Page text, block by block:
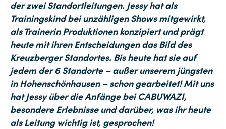
der zwei Standortleitungen. Jessy hat als
Trainingskind bei unzähligen Shows mitgewirkt,
als Trainerin Produktionen konzipiert und prägt
heute mit ihren Entscheidungen das Bild des
Kreuzberger Standortes. Bis heute hat sie auf
jedem der 6 Standorte – außer unserem jüngsten
in Hohenschönhausen – schon gearbeitet! Mit uns
hat Jessy über die Anfänge bei CABUWAZI,
besondere Erlebnisse und darüber, was ihr heute
als Leitung wichtig ist, gesprochen!